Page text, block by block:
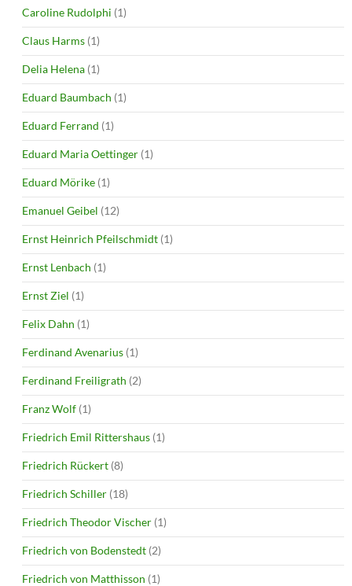
Caroline Rudolphi (1)
Claus Harms (1)
Delia Helena (1)
Eduard Baumbach (1)
Eduard Ferrand (1)
Eduard Maria Oettinger (1)
Eduard Mörike (1)
Emanuel Geibel (12)
Ernst Heinrich Pfeilschmidt (1)
Ernst Lenbach (1)
Ernst Ziel (1)
Felix Dahn (1)
Ferdinand Avenarius (1)
Ferdinand Freiligrath (2)
Franz Wolf (1)
Friedrich Emil Rittershaus (1)
Friedrich Rückert (8)
Friedrich Schiller (18)
Friedrich Theodor Vischer (1)
Friedrich von Bodenstedt (2)
Friedrich von Matthisson (1)